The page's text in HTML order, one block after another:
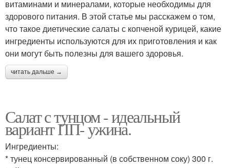
Вкусный салат Салат из кальмаров
Мясной салат Греческий салат
витаминами и минералами, которые необходимы для
здорового питания. В этой статье мы расскажем о том,
что такое диетические салаты с копченой курицей, какие
ингредиенты используются для их приготовления и как
они могут быть полезны для вашего здоровья.
читать дальше →
Салат с тунцом - идеальный
вариант ПП- ужина.
Ингредиенты:
* тунец консервированный (в собственном соку) 300 г.